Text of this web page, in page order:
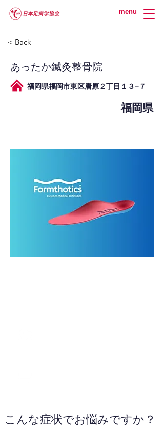
menu
< Back
あったか鍼灸整骨院
福岡県福岡市東区唐原２丁目１３−７
福岡県
こんな症状でお悩みですか？